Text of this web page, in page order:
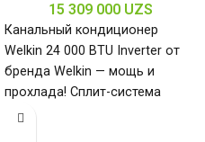
15 309 000 UZS
Канальный кондиционер
Welkin 24 000 BTU Inverter от
бренда Welkin — мощь и
прохлада! Сплит-система
мощностью 24000 БТЕ для